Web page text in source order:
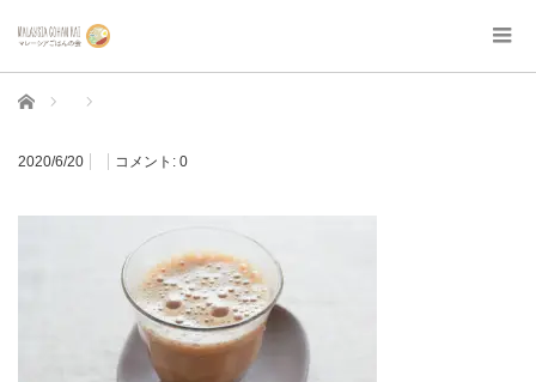
ホーム
2020/6/20 コメント: 0